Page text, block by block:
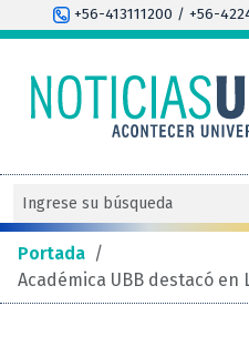
+56-413111200 / +56-
Portada /
Académica UBB destacó en